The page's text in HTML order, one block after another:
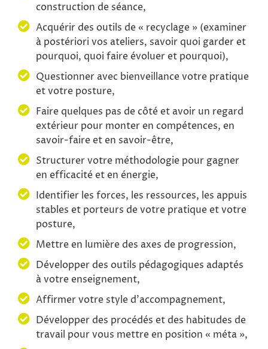
construction de séance,
Acquérir des outils de « recyclage » (examiner
à postériori vos ateliers, savoir quoi garder et
pourquoi, quoi faire évoluer et pourquoi),
Questionner avec bienveillance votre pratique
et votre posture,
Faire quelques pas de côté et avoir un regard
extérieur pour monter en compétences, en
savoir-faire et en savoir-être,
Structurer votre méthodologie pour gagner
en efficacité et en énergie,
Identifier les forces, les ressources, les appuis
stables et porteurs de votre pratique et votre
posture,
Mettre en lumière des axes de progression,
Développer des outils pédagogiques adaptés
à votre enseignement,
Affirmer votre style d’accompagnement,
Développer des procédés et des habitudes de
travail pour vous mettre en position « méta »,